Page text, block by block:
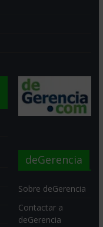
deGerencia
Sobre deGerencia
Contactar a
deGerencia